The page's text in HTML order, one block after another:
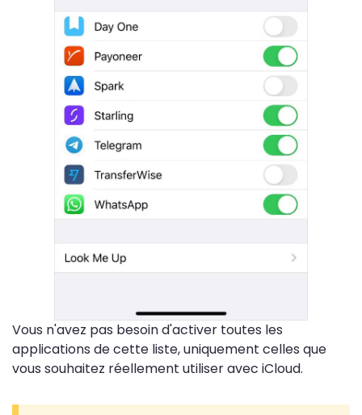
Vous n'avez pas besoin d'activer toutes les
applications de cette liste, uniquement celles que
vous souhaitez réellement utiliser avec iCloud.